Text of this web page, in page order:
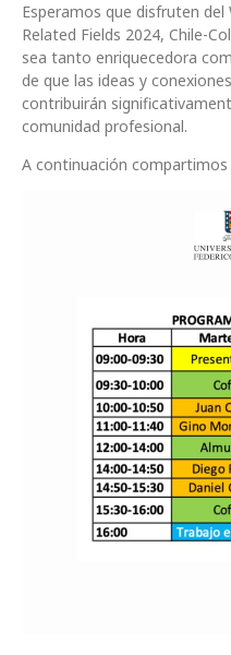
Esperamos que disfruten
Related Fields 2024, Chile-
sea tanto enriquecedora
de que las ideas y
contribuirán
comunidad profesional.
A continuación